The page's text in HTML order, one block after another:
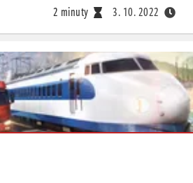
2 minuty 3. 10. 2022